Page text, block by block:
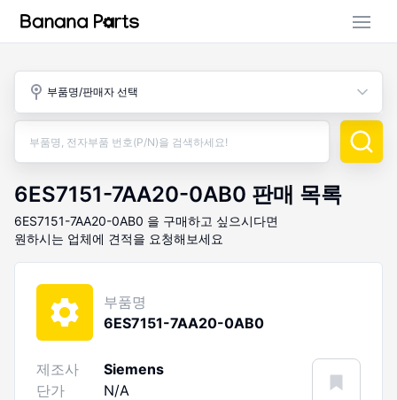
부품명/판매자 선택
6ES7151-7AA20-0AB0 판매 목록
6ES7151-7AA20-0AB0 을 구매하고 싶으시다면
원하시는 업체에 견적을 요청해보세요
부품명
6ES7151-7AA20-0AB0
제조사
Siemens
단가
N/A